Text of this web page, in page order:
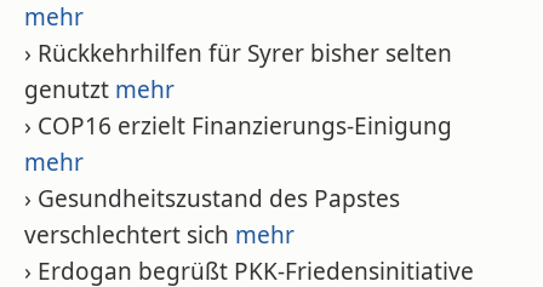
mehr
› Rückkehrhilfen für Syrer bisher selten
genutzt mehr
› COP16 erzielt Finanzierungs-Einigung
mehr
› Gesundheitszustand des Papstes
verschlechtert sich mehr
› Erdogan begrüßt PKK-Friedensinitiative